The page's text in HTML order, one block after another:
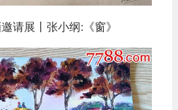
请展丨张小纲:《窗》